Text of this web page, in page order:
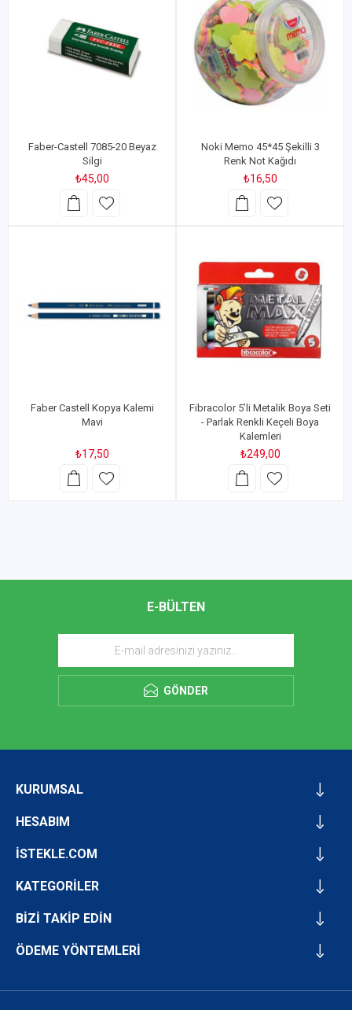
Faber-Castell 7085-20 Beyaz
Silgi
₺45,00
Noki Memo 45*45 Şekilli 3
Renk Not Kağıdı
₺16,50
Faber Castell Kopya Kalemi
Mavi
₺17,50
Fibracolor 5’li Metalik Boya Seti
- Parlak Renkli Keçeli Boya
Kalemleri
₺249,00
E-BÜLTEN
GÖNDER
KURUMSAL
HESABIM
İSTEKLE.COM
KATEGORİLER
BİZİ TAKİP EDİN
ÖDEME YÖNTEMLERİ